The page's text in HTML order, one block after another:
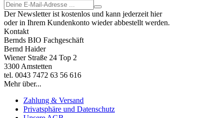
Der Newsletter ist kostenlos und kann jederzeit hier
oder in Ihrem Kundenkonto wieder abbestellt werden.
Kontakt
Bernds BIO Fachgeschäft
Bernd Haider
Wiener Straße 24 Top 2
3300 Amstetten
tel. 0043 7472 63 56 616
Mehr über...
Zahlung & Versand
Privatsphäre und Datenschutz